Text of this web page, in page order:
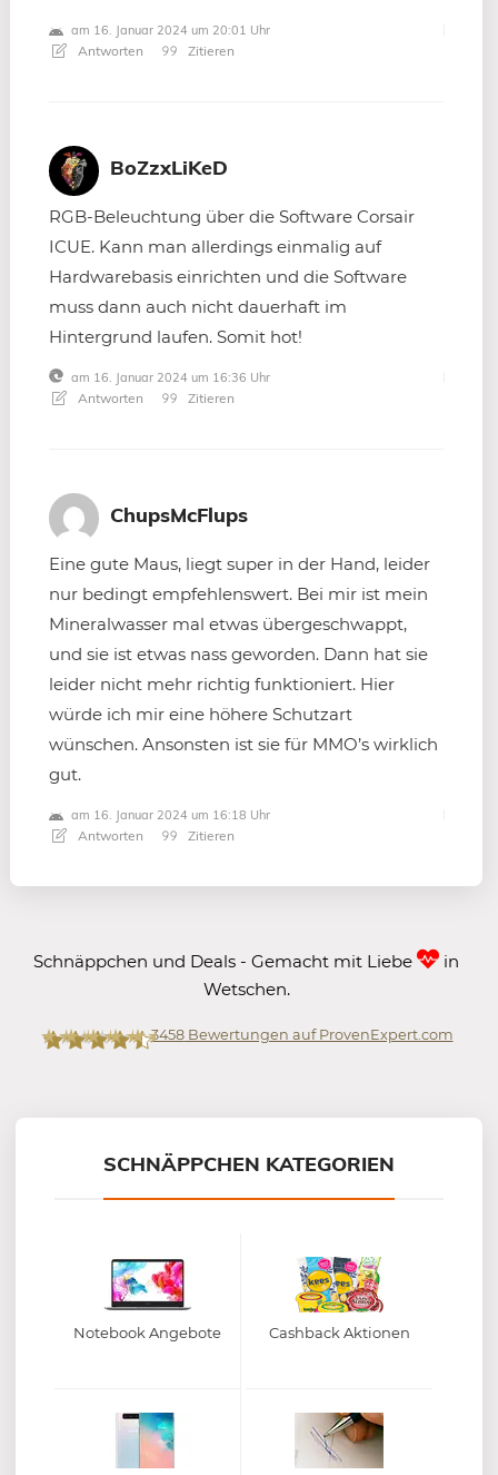
am 16. Januar 2024 um 20:01 Uhr
Antworten Zitieren
BoZzxLiKeD
RGB-Beleuchtung über die Software Corsair
ICUE. Kann man allerdings einmalig auf
Hardwarebasis einrichten und die Software
muss dann auch nicht dauerhaft im
Hintergrund laufen. Somit hot!
am 16. Januar 2024 um 16:36 Uhr
Antworten Zitieren
ChupsMcFlups
Eine gute Maus, liegt super in der Hand, leider
nur bedingt empfehlenswert. Bei mir ist mein
Mineralwasser mal etwas übergeschwappt,
und sie ist etwas nass geworden. Dann hat sie
leider nicht mehr richtig funktioniert. Hier
würde ich mir eine höhere Schutzart
wünschen. Ansonsten ist sie für MMO’s wirklich
gut.
am 16. Januar 2024 um 16:18 Uhr
Antworten Zitieren
Schnäppchen und Deals - Gemacht mit Liebe
in
Wetschen.
3458Bewertungen auf ProvenExpert.com
SCHNÄPPCHEN KATEGORIEN
Notebook Angebote Cashback Aktionen